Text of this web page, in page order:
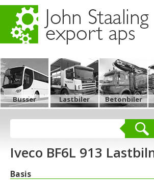
Busser Lastbiler Betonbiler
Iveco BF6L 913
Basis